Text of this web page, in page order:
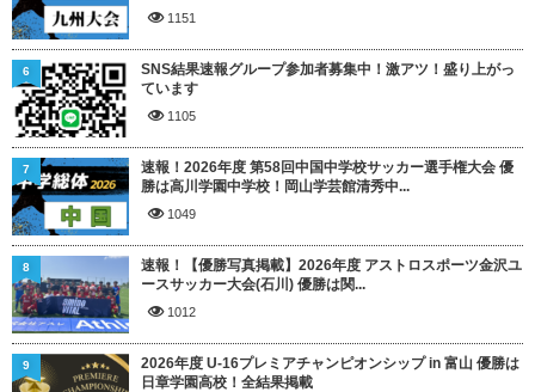
1151
SNS結果速報グループ参加者募集中！激アツ！盛り上がっ
ています
1105
6
速報！2026年度 第58回中国中学校サッカー選手権大会 優
勝は高川学園中学校！岡山学芸館清秀中...
1049
7
速報！【優勝写真掲載】2026年度 アストロスポーツ金沢ユ
ースサッカー大会(石川) 優勝は関...
1012
8
2026年度 U-16プレミアチャンピオンシップ in 富山 優勝は
日章学園高校！全結果掲載
9